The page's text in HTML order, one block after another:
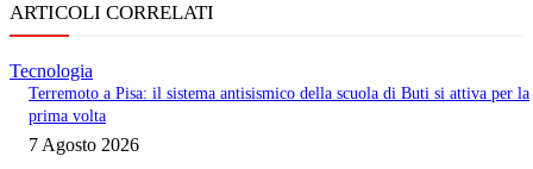
ARTICOLI CORRELATI
Tecnologia
Terremoto a Pisa: il sistema antisismico della scuola di Buti si attiva per la
prima volta
7 Agosto 2026